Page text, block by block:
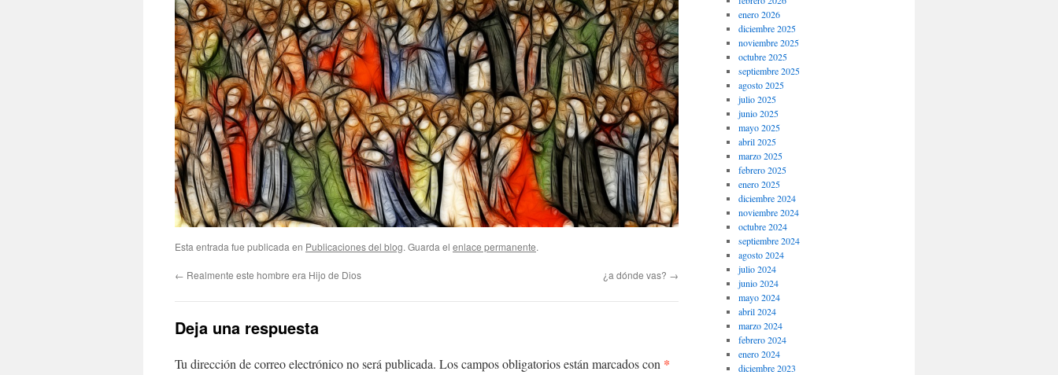
Esta entrada fue publicada en Publicaciones del blog. Guarda el enlace permanente.
← Realmente este hombre era Hijo de Dios ¿a dónde vas? →
Deja una respuesta
Tu dirección de correo electrónico no será publicada. Los campos obligatorios están marcados con *
enero 2026
diciembre 2025
noviembre 2025
octubre 2025
septiembre 2025
agosto 2025
julio 2025
junio 2025
mayo 2025
abril 2025
marzo 2025
febrero 2025
enero 2025
diciembre 2024
noviembre 2024
octubre 2024
septiembre 2024
agosto 2024
julio 2024
junio 2024
mayo 2024
abril 2024
marzo 2024
febrero 2024
enero 2024
diciembre 2023